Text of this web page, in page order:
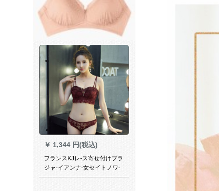
￥ 1,344 円(税込)
フランスKJレ-ス寄せ付けブラ
ジャ-イアンナ-女セイトノワ-
ワイセシ-収乳小胸厚い款ブラ·